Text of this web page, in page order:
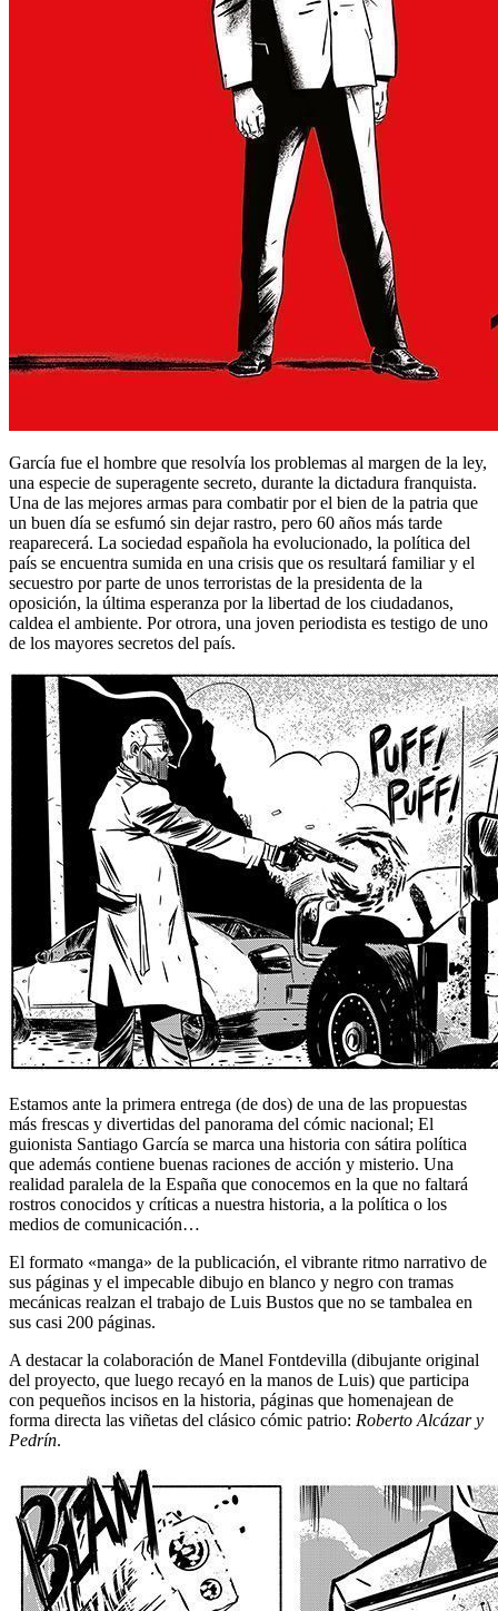
García fue el hombre que resolvía los problemas al margen de la ley,
una especie de superagente secreto, durante la dictadura franquista.
Una de las mejores armas para combatir por el bien de la patria que
un buen día se esfumó sin dejar rastro, pero 60 años más tarde
reaparecerá. La sociedad española ha evolucionado, la política del
país se encuentra sumida en una crisis que os resultará familiar y el
secuestro por parte de unos terroristas de la presidenta de la
oposición, la última esperanza por la libertad de los ciudadanos,
caldea el ambiente. Por otrora, una joven periodista es testigo de uno
de los mayores secretos del país.
Estamos ante la primera entrega (de dos) de una de las propuestas
más frescas y divertidas del panorama del cómic nacional; El
guionista Santiago García se marca una historia con sátira política
que además contiene buenas raciones de acción y misterio. Una
realidad paralela de la España que conocemos en la que no faltará
rostros conocidos y críticas a nuestra historia, a la política o los
medios de comunicación…
El formato «manga» de la publicación, el vibrante ritmo narrativo de
sus páginas y el impecable dibujo en blanco y negro con tramas
mecánicas realzan el trabajo de Luis Bustos que no se tambalea en
sus casi 200 páginas.
A destacar la colaboración de Manel Fontdevilla (dibujante original
del proyecto, que luego recayó en la manos de Luis) que participa
con pequeños incisos en la historia, páginas que homenajean de
forma directa las viñetas del clásico cómic patrio: Roberto Alcázar y
Pedrín.